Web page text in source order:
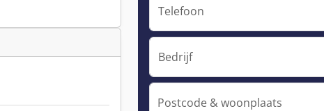
Telefoon
Bedrijf
Postcode & woonplaats